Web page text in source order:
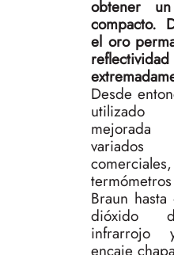
obtener
compacto.
el oro
Desde
utilizado
Braun
dióxido